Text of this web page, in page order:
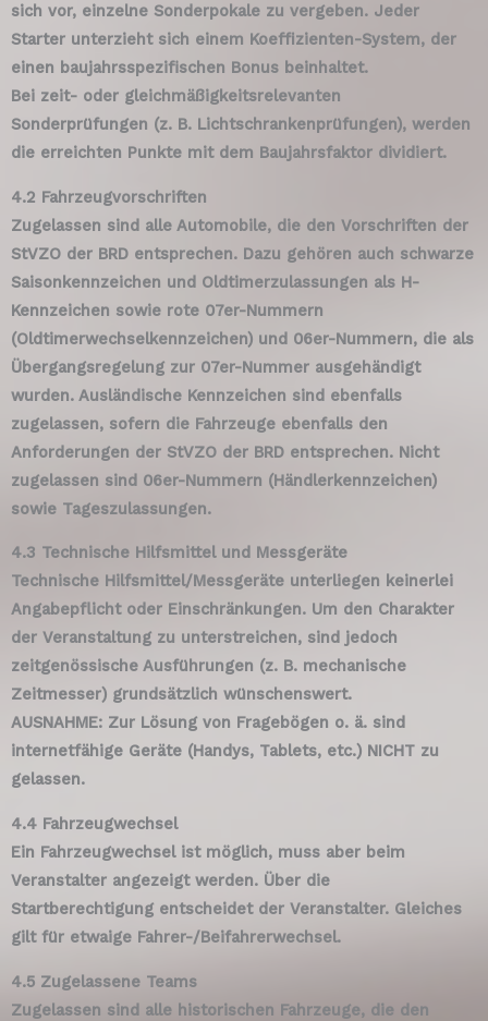
sich vor, einzelne Sonderpokale zu vergeben. Jeder
Starter unterzieht sich einem Koeffizienten-System, der
einen baujahrsspezifischen Bonus beinhaltet.
Bei zeit- oder gleichmäßigkeitsrelevanten
Sonderprüfungen (z. B. Lichtschrankenprüfungen), werden
die erreichten Punkte mit dem Baujahrsfaktor dividiert.
4.2 Fahrzeugvorschriften
Zugelassen sind alle Automobile, die den Vorschriften der
StVZO der BRD entsprechen. Dazu gehören auch schwarze
Saisonkennzeichen und Oldtimerzulassungen als H-
Kennzeichen sowie rote 07er-Nummern
(Oldtimerwechselkennzeichen) und 06er-Nummern, die als
Übergangsregelung zur 07er-Nummer ausgehändigt
wurden. Ausländische Kennzeichen sind ebenfalls
zugelassen, sofern die Fahrzeuge ebenfalls den
Anforderungen der StVZO der BRD entsprechen. Nicht
zugelassen sind 06er-Nummern (Händlerkennzeichen)
sowie Tageszulassungen.
4.3 Technische Hilfsmittel und Messgeräte
Technische Hilfsmittel/Messgeräte unterliegen keinerlei
Angabepflicht oder Einschränkungen. Um den Charakter
der Veranstaltung zu unterstreichen, sind jedoch
zeitgenössische Ausführungen (z. B. mechanische
Zeitmesser) grundsätzlich wünschenswert.
AUSNAHME: Zur Lösung von Fragebögen o. ä. sind
internetfähige Geräte (Handys, Tablets, etc.) NICHT zu
gelassen.
4.4 Fahrzeugwechsel
Ein Fahrzeugwechsel ist möglich, muss aber beim
Veranstalter angezeigt werden. Über die
Startberechtigung entscheidet der Veranstalter. Gleiches
gilt für etwaige Fahrer-/Beifahrerwechsel.
4.5 Zugelassene Teams
Zugelassen sind alle historischen Fahrzeuge, die den